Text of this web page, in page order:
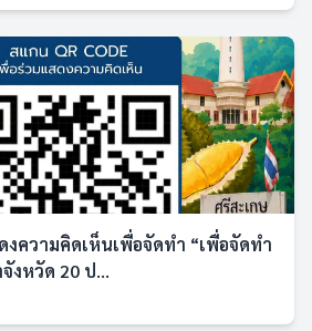
ความคิดเห็นเพื่อจัดทำ “เพื่อจัดทำ
งหวัด 20 ป...